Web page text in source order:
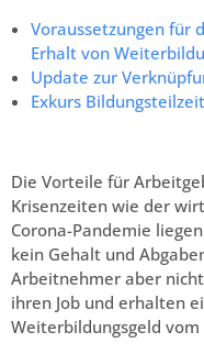
Voraussetzungen für
Erhalt von
Update zur
Exkurs Bildungsteilzeit
Die Vorteile für
Krisenzeiten wie der
Corona-Pandemie
kein Gehalt und
Arbeitnehmer aber
ihren Job und erhalten
Weiterbildungsgeld vom